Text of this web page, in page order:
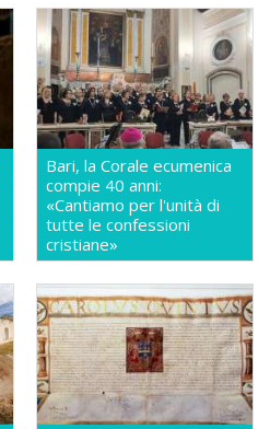
Bari, la Corale ecumenica
compie 40 anni:
«Cantiamo per l'unità di
tutte le confessioni
cristiane»